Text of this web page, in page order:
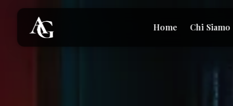
Home Chi Siamo